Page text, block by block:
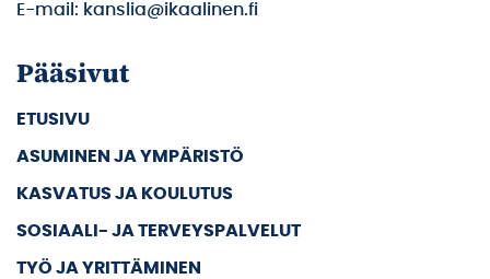
E-mail: kanslia@ikaalinen.fi
Pääsivut
ETUSIVU
ASUMINEN JA YMPÄRISTÖ
KASVATUS JA KOULUTUS
SOSIAALI- JA TERVEYSPALVELUT
TYÖ JA YRITTÄMINEN